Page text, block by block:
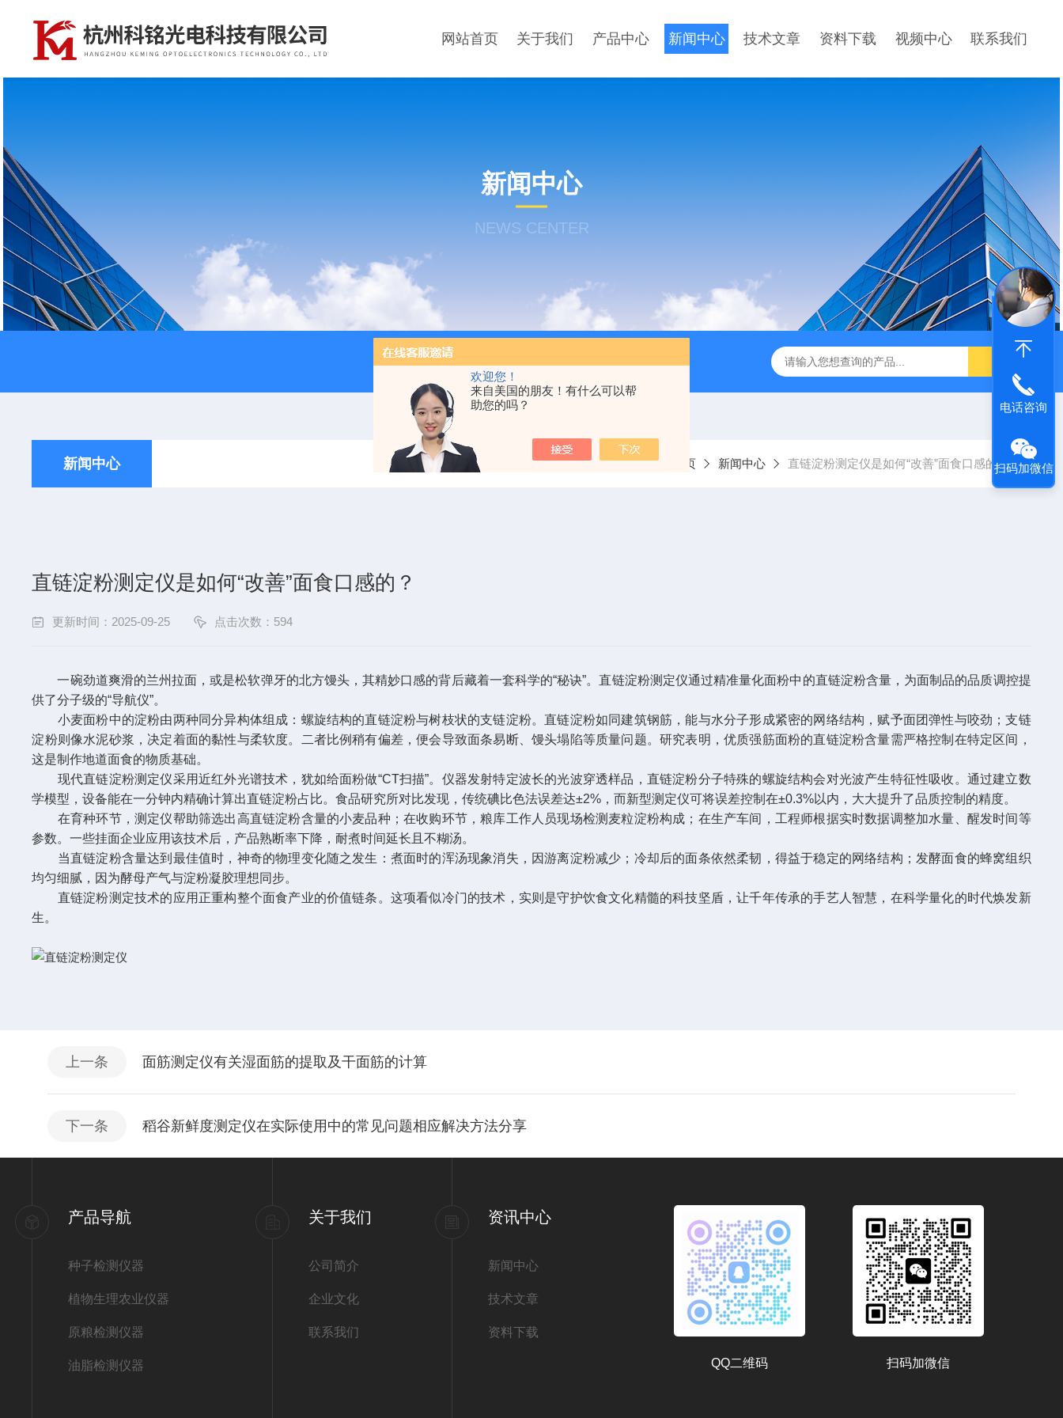
欢迎您！
来自美国的朋友！有什么可以帮
助您的吗？
网站首页 关于我们 产品中心 新闻中心 技术文章 资料下载 视频中心 联系我们
新闻中心
NEWS CENTER
新闻中心 当前位置： 首页 新闻中心 直链淀粉测定仪是如何“改善”面食口感的？
直链淀粉测定仪是如何“改善”面食口感的？
更新时间：2025-09-25 点击次数：594
一碗劲道爽滑的兰州拉面，或是松软弹牙的北方馒头，其精妙口感的背后藏着一套科学的“秘诀”。 直链淀粉测定仪通过精准量化面粉中的直链淀粉含量，为面制品的品质调控提
供了分子级的“导航仪”。​
小麦面粉中的淀粉由两种同分异构体组成：螺旋结构的直链淀粉与树枝状的支链淀粉。直链淀粉如同建筑钢筋，能与水分子形成紧密的网络结构，赋予面团弹性与咬劲；支链
淀粉则像水泥砂浆，决定着面的黏性与柔软度。二者比例稍有偏差，便会导致面条易断、馒头塌陷等质量问题。研究表明，优质强筋面粉的直链淀粉含量需严格控制在特定区间，
这是制作地道面食的物质基础。
现代直链淀粉测定仪采用近红外光谱技术，犹如给面粉做“CT扫描”。仪器发射特定波长的光波穿透样品，直链淀粉分子特殊的螺旋结构会对光波产生特征性吸收。通过建立数
学模型，设备能在一分钟内精确计算出直链淀粉占比。食品研究所对比发现，传统碘比色法误差达±2%，而新型测定仪可将误差控制在±0.3%以内，大大提升了品质控制的精度。
在育种环节，测定仪帮助筛选出高直链淀粉含量的小麦品种；在收购环节，粮库工作人员现场检测麦粒淀粉构成；在生产车间，工程师根据实时数据调整加水量、醒发时间等
参数。一些挂面企业应用该技术后，产品熟断率下降，耐煮时间延长且不糊汤。
当直链淀粉含量达到最佳值时，神奇的物理变化随之发生：煮面时的浑汤现象消失，因游离淀粉减少；冷却后的面条依然柔韧，得益于稳定的网络结构；发酵面食的蜂窝组织
均匀细腻，因为酵母产气与淀粉凝胶理想同步。
直链淀粉测定技术的应用正重构整个面食产业的价值链条。这项看似冷门的技术，实则是守护饮食文化精髓的科技坚盾，让千年传承的手艺人智慧，在科学量化的时代焕发新
生。
上一条 面筋测定仪有关湿面筋的提取及干面筋的计算
下一条 稻谷新鲜度测定仪在实际使用中的常见问题相应解决方法分享
产品导航
种子检测仪器
植物生理农业仪器
原粮检测仪器
油脂检测仪器
关于我们
公司简介
企业文化
联系我们
资讯中心
新闻中心
技术文章
资料下载
扫码加微信
QQ二维码
电话咨询
扫码加微信